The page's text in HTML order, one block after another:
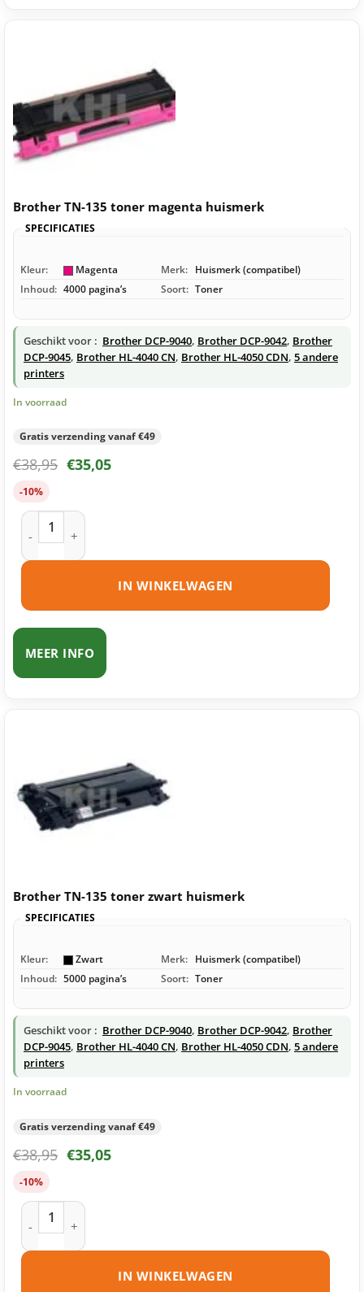
Brother TN-135 toner magenta huismerk
SPECIFICATIES
Kleur: Magenta Merk: Huismerk (compatibel)
Inhoud: 4000 pagina’s Soort: Toner
Geschikt voor : Brother DCP-9040, Brother DCP-9042, Brother
DCP-9045, Brother HL-4040 CN, Brother HL-4050 CDN, 5 andere
printers
In voorraad
Gratis verzending vanaf €49
€38,95 €35,05
-10%
Brother TN-135 toner magenta huismerk aantal
IN WINKELWAGEN
MEER INFO
Brother TN-135 toner zwart huismerk
SPECIFICATIES
Kleur: Zwart Merk: Huismerk (compatibel)
Inhoud: 5000 pagina’s Soort: Toner
Geschikt voor : Brother DCP-9040, Brother DCP-9042, Brother
DCP-9045, Brother HL-4040 CN, Brother HL-4050 CDN, 5 andere
printers
In voorraad
Gratis verzending vanaf €49
€38,95 €35,05
-10%
Brother TN-135 toner zwart huismerk aantal
IN WINKELWAGEN